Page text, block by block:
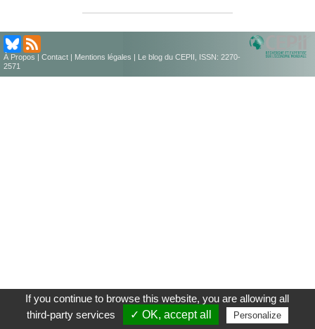
À Propos Contact Mentions légales | Le blog du CEPII, ISSN: 2270-
2571
If you continue to browse this website, you are allowing all
third-party services
✓ OK, accept all Personalize